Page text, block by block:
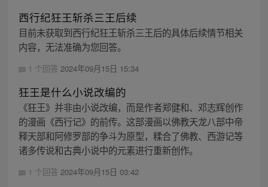
西行纪狂王斩杀三王后续
目前未获取到西行纪狂王斩杀三王后的具体后续情节相关
内容，无法准确为您回答。
1 个回答 2024年09月15日 15:34
狂王是什么小说改编的
《狂王》并非由小说改编，而是作者郑健和、邓志辉创作
的漫画《西行记》的前传。这部漫画以佛教天龙八部中帝
释天部和阿修罗部的争斗为原型，糅合了佛教、西游记等
诸多传说和古典小说中的元素进行重新创作。
1 个回答 2024年09月15日 03:42